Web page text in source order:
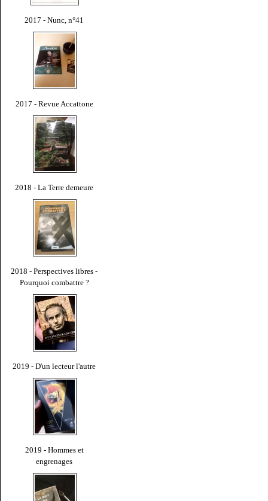
2017 - Nunc, n°41
2017 - Revue Accattone
2018 - La Terre demeure
2018 - Perspectives libres -
Pourquoi combattre ?
2019 - D'un lecteur l'autre
2019 - Hommes et
engrenages